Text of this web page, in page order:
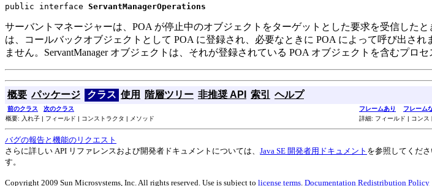
public interface ServantManagerOperations
サーバントマネージャーは、POA が停止中のオブジェクトをターゲットとした要求を受信した
は、コールバックオブジェクトとして POA に登録され、必要なときに POA によって呼び出され
ません。ServantManager オブジェクトは、それが登録されている POA オブジェクトを含むプロ
概要 パッケージ クラス 使用 階層ツリー 非推奨 API 索引 ヘルプ
前のクラス 次のクラス フレームあり フレーム
概要: 入れ子 | フィールド | コンストラクタ | メソッド
詳細: フィールド | コンス
バグの報告と機能のリクエスト
さらに詳しい API リファレンスおよび開発者ドキュメントについては、 Java SE 開発者用ドキュメント を参照してくだ
す。
Copyright 2009 Sun Microsystems, Inc. All rights reserved. Use is subject to license terms Documentation Redistribution Policy